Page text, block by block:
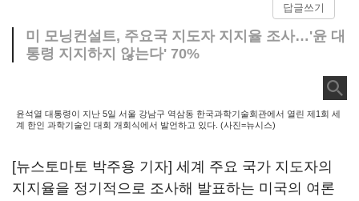
답글쓰기
미 모닝컨설트, 주요국 지도자 지지율 조사…'윤 대
통령 지지하지 않는다' 70%
윤석열 대통령이 지난 5일 서울 강남구 역삼동 한국과학기술회관에서 열린 제1회 세
계 한인 과학기술인 대회 개회식에서 발언하고 있다. (사진=뉴시스)
[뉴스토마토 박주용 기자] 세계 주요 국가 지도자의
지지율을 정기적으로 조사해 발표하는 미국의 여론